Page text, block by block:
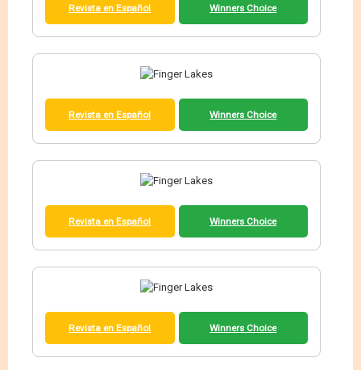
Revista en Español Winners Choice
Revista en Español Winners Choice
Revista en Español Winners Choice
Revista en Español Winners Choice